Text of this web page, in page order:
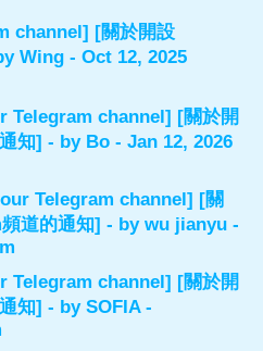
channel] [關於開設
Wing - Oct 12, 2025
Telegram channel] [關於開
知] - by Bo - Jan 12, 2026
Telegram channel] [關
道的通知] - bywu jianyu -
Telegram channel] [關於開
知] - bySOFIA-